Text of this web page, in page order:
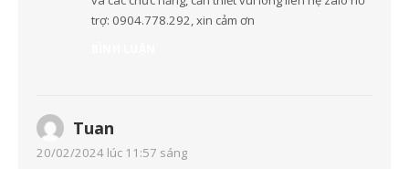
trợ: 0904.778.292, xin cảm ơn
Tuan
20/02/2024 lúc 11:57 sáng